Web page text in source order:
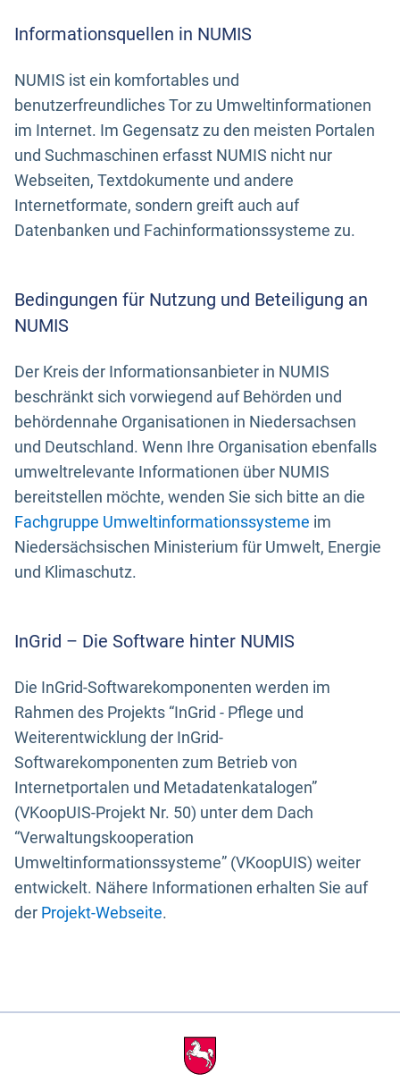
Informationsquellen in NUMIS
NUMIS ist ein komfortables und
benutzerfreundliches Tor zu Umweltinformationen
im Internet. Im Gegensatz zu den meisten Portalen
und Suchmaschinen erfasst NUMIS nicht nur
Webseiten, Textdokumente und andere
Internetformate, sondern greift auch auf
Datenbanken und Fachinformationssysteme zu.
Bedingungen für Nutzung und Beteiligung an
NUMIS
Der Kreis der Informationsanbieter in NUMIS
beschränkt sich vorwiegend auf Behörden und
behördennahe Organisationen in Niedersachsen
und Deutschland. Wenn Ihre Organisation ebenfalls
umweltrelevante Informationen über NUMIS
bereitstellen möchte, wenden Sie sich bitte an die
Fachgruppe Umweltinformationssysteme im
Niedersächsischen Ministerium für Umwelt, Energie
und Klimaschutz.
InGrid – Die Software hinter NUMIS
Die InGrid-Softwarekomponenten werden im
Rahmen des Projekts “InGrid - Pflege und
Weiterentwicklung der InGrid-
Softwarekomponenten zum Betrieb von
Internetportalen und Metadatenkatalogen”
(VKoopUIS-Projekt Nr. 50) unter dem Dach
“Verwaltungskooperation
Umweltinformationssysteme” (VKoopUIS) weiter
entwickelt. Nähere Informationen erhalten Sie auf
der Projekt-Webseite.